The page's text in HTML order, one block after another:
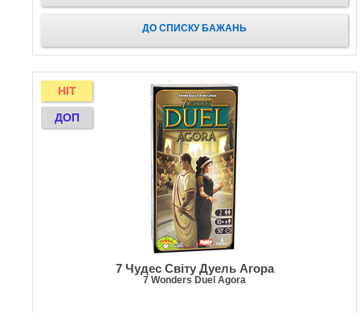
ДО СПИСКУ БАЖАНЬ
HIT
ДОП
7 Чудес Світу Дуель Агора
7 Wonders Duel Agora